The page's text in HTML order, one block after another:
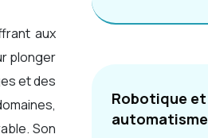
aux
plonger
et des
Son
Robotique et
automatisme